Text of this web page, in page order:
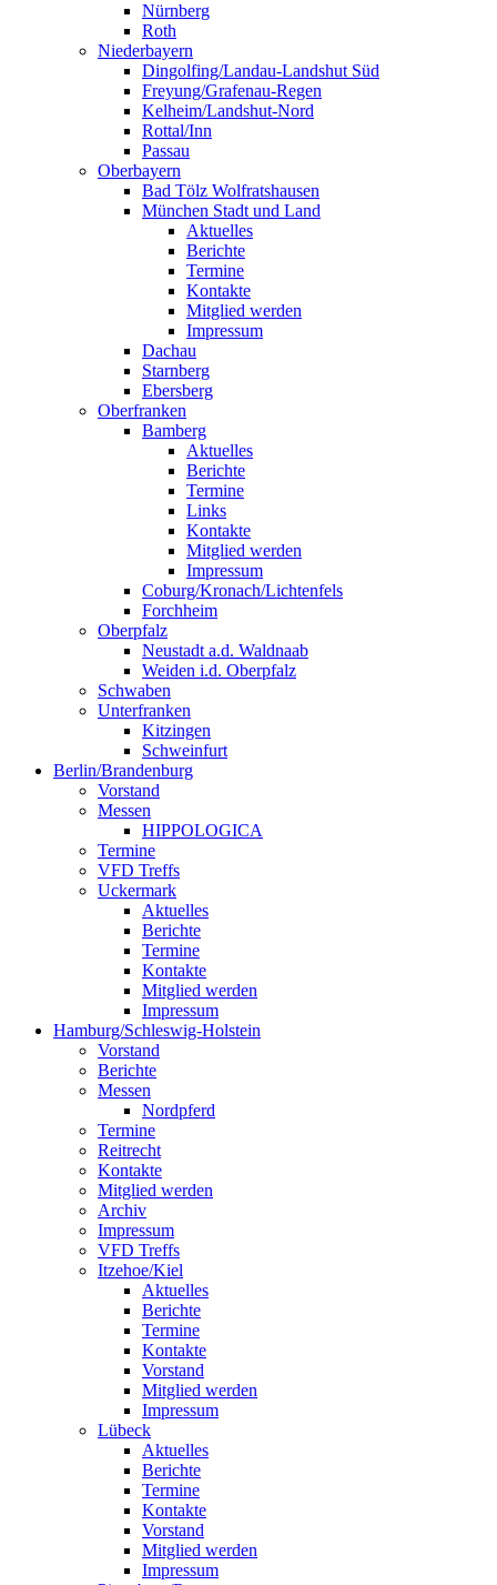
Nürnberg
Roth
Niederbayern
Dingolfing/Landau-Landshut Süd
Freyung/Grafenau-Regen
Kelheim/Landshut-Nord
Rottal/Inn
Passau
Oberbayern
Bad Tölz Wolfratshausen
München Stadt und Land
Aktuelles
Berichte
Termine
Kontakte
Mitglied werden
Impressum
Dachau
Starnberg
Ebersberg
Oberfranken
Bamberg
Aktuelles
Berichte
Termine
Links
Kontakte
Mitglied werden
Impressum
Coburg/Kronach/Lichtenfels
Forchheim
Oberpfalz
Neustadt a.d. Waldnaab
Weiden i.d. Oberpfalz
Schwaben
Unterfranken
Kitzingen
Schweinfurt
Berlin/Brandenburg
Vorstand
Messen
HIPPOLOGICA
Termine
VFD Treffs
Uckermark
Aktuelles
Berichte
Termine
Kontakte
Mitglied werden
Impressum
Hamburg/Schleswig-Holstein
Vorstand
Berichte
Messen
Nordpferd
Termine
Reitrecht
Kontakte
Mitglied werden
Archiv
Impressum
VFD Treffs
Itzehoe/Kiel
Aktuelles
Berichte
Termine
Kontakte
Vorstand
Mitglied werden
Impressum
Lübeck
Aktuelles
Berichte
Termine
Kontakte
Vorstand
Mitglied werden
Impressum